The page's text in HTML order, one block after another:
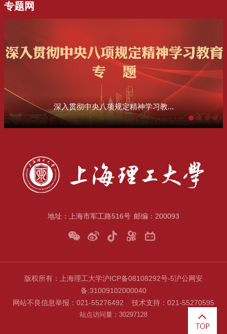
地址：上海市军工路516号 邮编：200093
专题网
深入贯彻中央八项规定精神学习教...
版权所有：上海理工大学沪ICP备08108292号-5沪公网安
备:31009102000040
网站不良信息举报：021-55276492 技术支持：021-55270595
站点访问量： 30297128